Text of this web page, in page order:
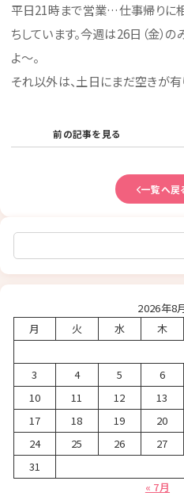
平日21時まで営業…仕事帰りに
ちしています。今週は26日（金）
よ～。
それ以外は、土日にまだ空きが有り
前の記事を見る
一覧へ戻
検索
2026年8
月
火 水 木
3
4 5 6
10
11 12 13
17
18 19 20
24
25 26 27
31
« 7月